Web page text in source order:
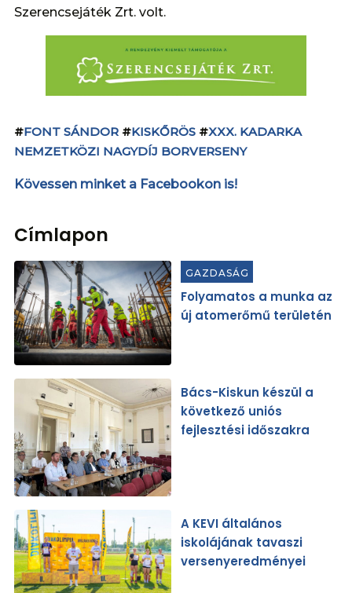
Szerencsejáték Zrt. volt.
#FONT SÁNDOR #KISKŐRÖS #XXX. KADARKA
NEMZETKÖZI NAGYDÍJ BORVERSENY
Kövessen minket a Facebookon is!
Címlapon
GAZDASÁG
Folyamatos a munka az
új atomerőmű területén
Bács-Kiskun készül a
következő uniós
fejlesztési időszakra
A KEVI általános
iskolájának tavaszi
versenyeredményei